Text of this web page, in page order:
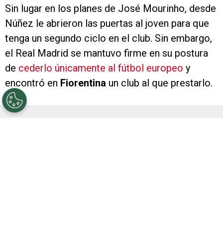
Sin lugar en los planes de José Mourinho, desde
Núñez le abrieron las puertas al joven para que
tenga un segundo ciclo en el club. Sin embargo,
el Real Madrid se mantuvo firme en su postura
de cederlo únicamente al fútbol europeo y
encontró en Fiorentina un club al que prestarlo.